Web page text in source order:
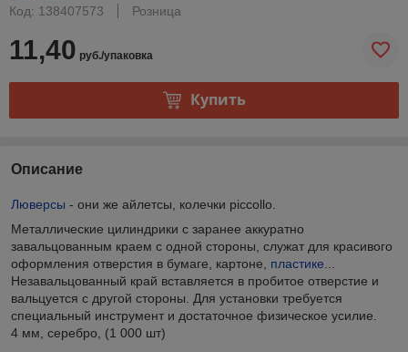
Код: 138407573
Розница
11,40 руб./упаковка
Купить
Описание
Люверсы - они же айлетсы, колечки piccollo.
Металлические цилиндрики с заранее аккуратно
завальцованным краем с одной стороны, служат для красивого
оформления отверстия в бумаге, картоне, пластике
Незавальцованный край вставляется в пробитое отверстие и
вальцуется с другой стороны. Для установки требуется
специальный инструмент и достаточное физическое усилие.
4 мм, серебро, (1 000 шт)